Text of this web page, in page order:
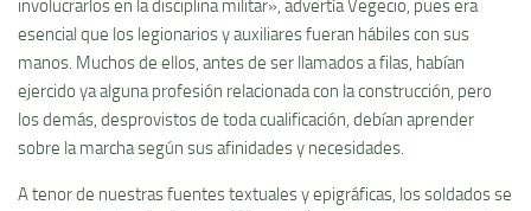
involucrarlos en la disciplina militar», advertía Vegecio, pues era
esencial que los legionarios y auxiliares fueran hábiles con sus
manos. Muchos de ellos, antes de ser llamados a filas, habían
ejercido ya alguna profesión relacionada con la construcción, pero
los demás, desprovistos de toda cualificación, debían aprender
sobre la marcha según sus afinidades y necesidades.
A tenor de nuestras fuentes textuales y epigráficas, los soldados se